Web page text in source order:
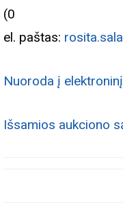
(0
el. paštas:
Nuoroda į
Išsamios aukciono